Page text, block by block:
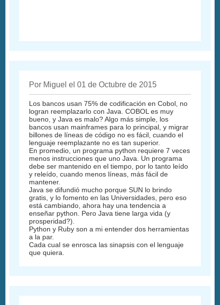
Por Miguel el 01 de Octubre de 2015
Los bancos usan 75% de codificación en Cobol, no
logran reemplazarlo con Java. COBOL es muy
bueno, y Java es malo? Algo más simple, los
bancos usan mainframes para lo principal, y migrar
billones de líneas de código no es fácil, cuando el
lenguaje reemplazante no es tan superior.
En promedio, un programa python requiere 7 veces
menos instrucciones que uno Java. Un programa
debe ser mantenido en el tiempo, por lo tanto leído
y releído, cuando menos líneas, más fácil de
mantener.
Java se difundió mucho porque SUN lo brindo
gratis, y lo fomento en las Universidades, pero eso
está cambiando, ahora hay una tendencia a
enseñar python. Pero Java tiene larga vida (y
prosperidad?).
Python y Ruby son a mi entender dos herramientas
a la par.
Cada cual se enrosca las sinapsis con el lenguaje
que quiera.